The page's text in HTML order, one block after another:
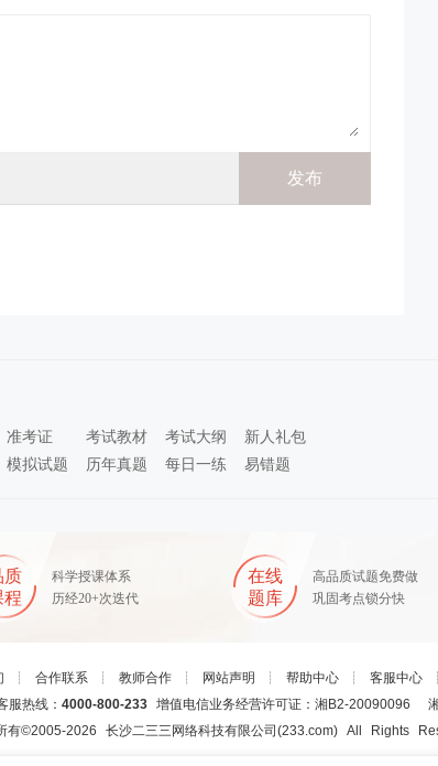
准考证 考试教材 考试大纲
新人礼包
模拟试题 历年真题 每日一练 易错题
质
程
科学授课体系
历经20+次迭代
在线
题库
高品质试题免费做
巩固考点锁分快
┊ 合作联系 ┊ 教师合作 ┊ 网站声明 ┊ 帮助中心 ┊ 客服中心
热线： 4000-800-233增值电信业务经营许可证：湘B2-20090096
有©2005-2026 长沙二三三网络科技有限公司(233.com) All Rights